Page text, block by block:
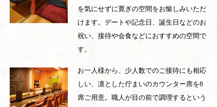
を気にせずに寛ぎの空間をお愉しみいただ
けます。デートや記念日、誕生日などのお
祝い、接待や会食などにおすすめの空間で
す。
お一人様から、少人数でのご接待にも相応
しい、凛とした佇まいのカウンター席を8
席ご用意。職人が目の前で調理するという